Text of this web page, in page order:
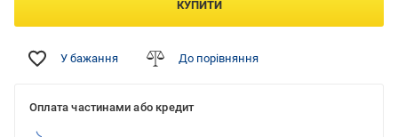
КУПИТИ
У бажання До порівняння
Оплата частинами або кредит